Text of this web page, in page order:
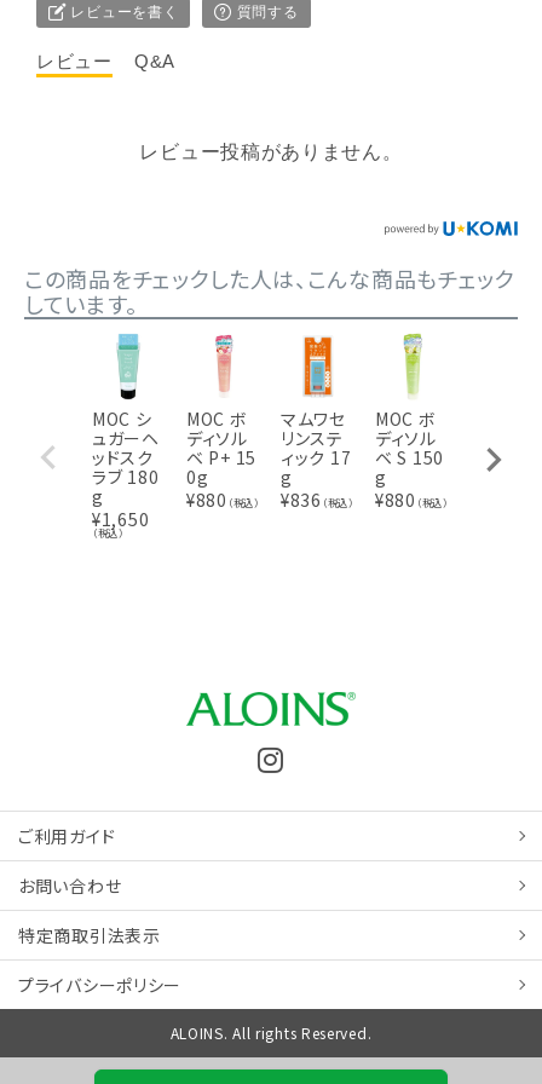
レビューを書く 質問する
レビュー Q&A
レビュー投稿がありません。
この商品をチェックした人は、こんな商品もチェック
しています。
MOC シ
ュガーヘ
ッドスク
ラブ 180
g
¥1,650
（税込）
MOC ボ
ディソル
ベ P+ 15
0g
¥880 （税込）
マムワセ
リンステ
ィック 17
g
¥836 （税込）
MOC ボ
ディソル
ベ S 150
g
¥880 （税込）
ベ SC 15
0g
ご利用ガイド
お問い合わせ
特定商取引法表示
プライバシーポリシー
ALOINS. All rights Reserved.